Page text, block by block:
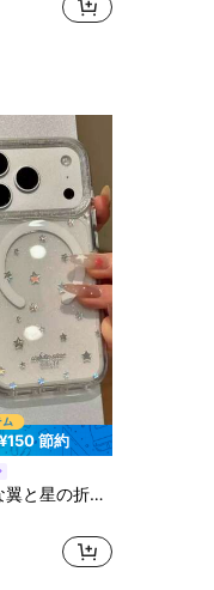
¥150 節約
ズに対応、ヴィンテージゴールドメッキ、落下防止フルカバー、女性向け ファッショナブルなデザイン
に iPhone 15 Pro スタンド型スマホケース